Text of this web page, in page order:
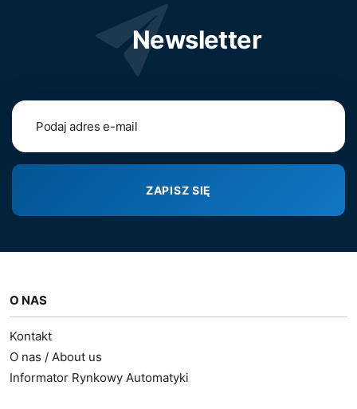
Newsletter
O NAS
Kontakt
O nas / About us
Informator Rynkowy Automatyki